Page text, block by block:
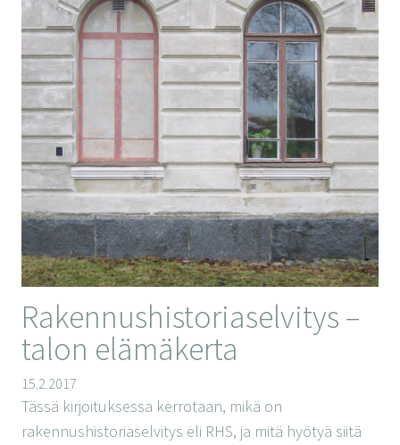
Rakennushistoriaselvitys –
talon elämäkerta
15.2.2017
Tässä kirjoituksessa kerrotaan, mikä on
rakennushistoriaselvitys eli RHS, ja mitä hyötyä siitä